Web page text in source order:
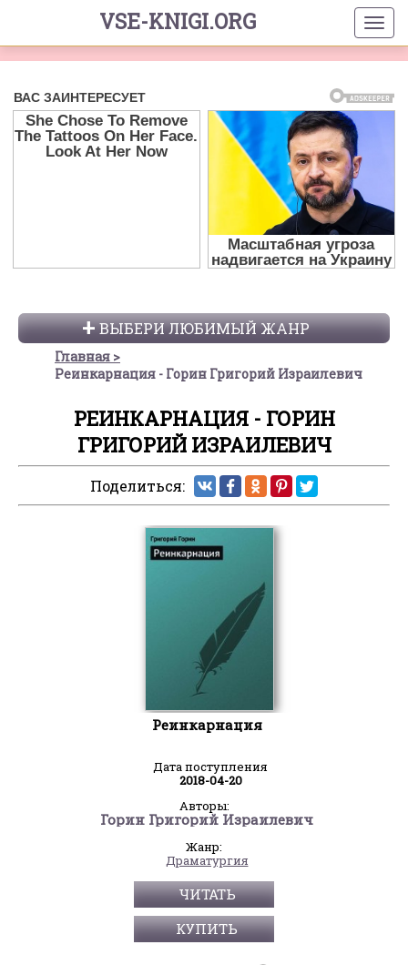
VSE-KNIGI.ORG
ВЫБЕРИ ЛЮБИМЫЙ ЖАНР
Главная
Реинкарнация - Горин Григорий Израилевич
РЕИНКАРНАЦИЯ - ГОРИН
ГРИГОРИЙ ИЗРАИЛЕВИЧ
Поделиться:
Реинкарнация
Дата поступления
2018-04-20
Авторы:
Горин Григорий Израилевич
Жанр:
Драматургия
ЧИТАТЬ
КУПИТЬ